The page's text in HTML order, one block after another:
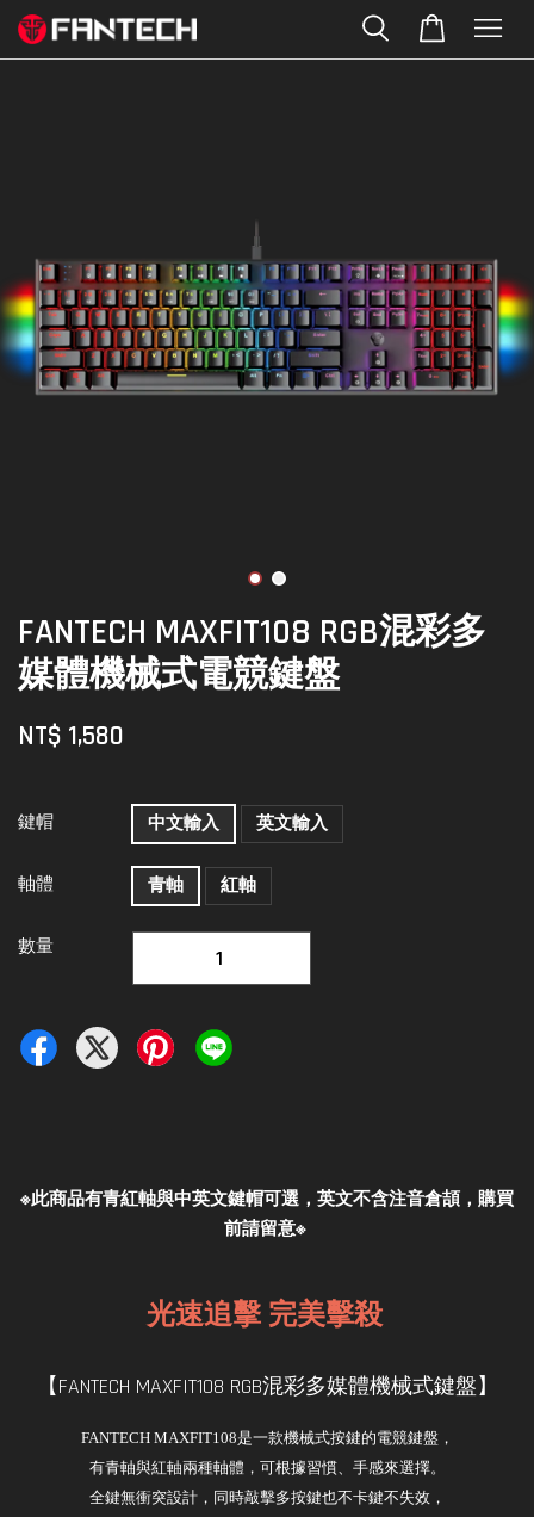
FANTECH MAXFIT108 RGB混彩多
媒體機械式電競鍵盤
NT$ 1,580
鍵帽 中文輸入 英文輸入
軸體 青軸 紅軸
數量
※此商品有青紅軸與中英文鍵帽可選，英文不含注音倉頡，購買
前請留意※
光速追擊 完美擊殺
【FANTECH MAXFIT108 RGB混彩多媒體機械式鍵盤】
FANTECH MAXFIT108是一款機械式按鍵的電競鍵盤，
有青軸與紅軸兩種軸體，可根據習慣、手感來選擇。
全鍵無衝突設計，同時敲擊多按鍵也不卡鍵不失效，